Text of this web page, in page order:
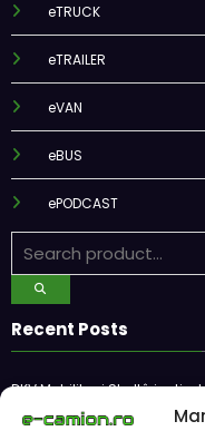
eTRUCK
eTRAILER
eVAN
eBUS
ePODCAST
Recent Posts
DKV Mobility și Shell își
Blue River: 26.123 km cu un